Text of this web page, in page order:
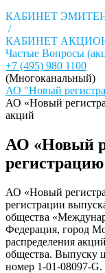
КАБИНЕТ
/
КАБИНЕТ
Частые Вопросы
+7 (495) 980 1100
(Многоканальный)
АО "Новый
АО «Новый
акций
АО «Новый
АО «Новый
регистрации
общества
Федерация, город
распределения
общества. Выпуску
номер 1-01-08097-G.